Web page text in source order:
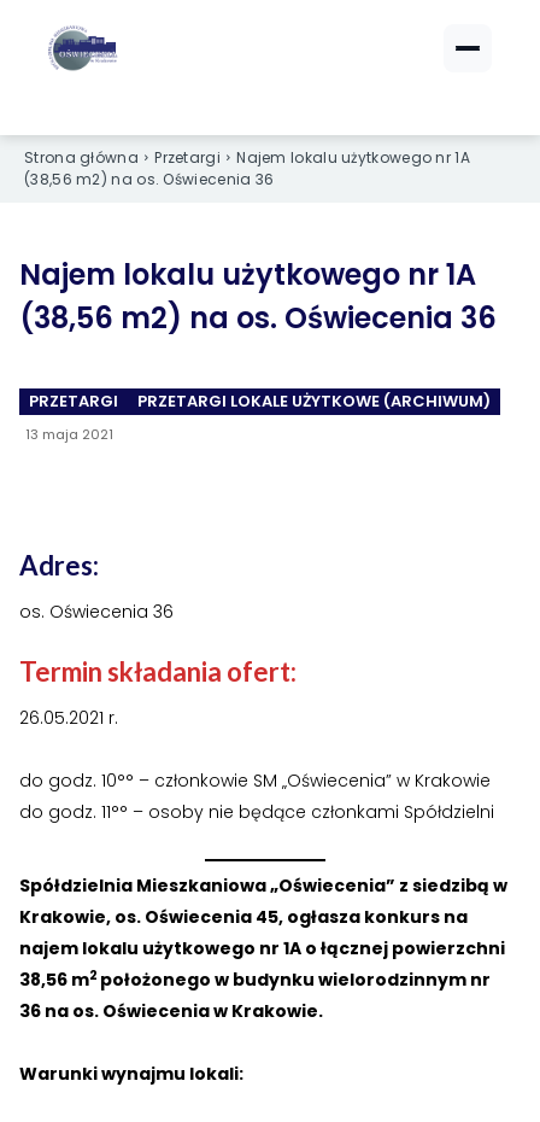
eBOK (czynsze)
Sprawdź opłaty i saldo
O NAS
Historia Spółdzielni
Biuletyny informacyjne
ZASOBY I PRAWO
Akty prawne
Mapy zasobów ›
Przetargi dla oferentów ›
Lokale i garaże
POZOSTAŁE
Zgłoszenia wewnętrzne
eBOK (czynsze)
Sprawdź opłaty i saldo
O NAS
Historia Spółdzielni
Biuletyny informacyjne
ZASOBY I PRAWO
Akty prawne
Mapy zasobów ›
Przetargi dla oferentów ›
Lokale i garaże
POZOSTAŁE
Zgłoszenia wewnętrzne
Strona główna Przetargi
Najem lokalu użytkowego nr 1A
(38,56 m2) na os. Oświecenia 36
Najem lokalu użytkowego nr 1A
(38,56 m2) na os. Oświecenia 36
PRZETARGI PRZETARGI LOKALE UŻYTKOWE (ARCHIWUM)
13 maja 2021
Adres:
os. Oświecenia 36
Termin składania ofert:
26.05.2021 r.
do godz. 10°° – członkowie SM „Oświecenia” w Krakowie
do godz. 11°° – osoby nie będące członkami Spółdzielni
Spółdzielnia Mieszkaniowa „Oświecenia” z siedzibą w
Krakowie, os. Oświecenia 45, ogłasza konkurs na
najem lokalu użytkowego nr 1A o łącznej powierzchni
38,56 m2 położonego w budynku wielorodzinnym nr
36 na os. Oświecenia w Krakowie.
Warunki wynajmu lokali: